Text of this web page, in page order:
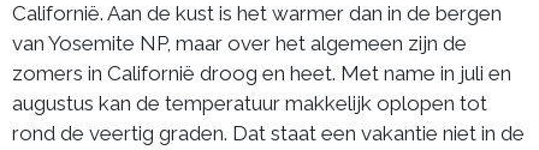
Californië. Aan de kust is het warmer dan in de bergen
van Yosemite NP, maar over het algemeen zijn de
zomers in Californië droog en heet. Met name in juli en
augustus kan de temperatuur makkelijk oplopen tot
rond de veertig graden. Dat staat een vakantie niet in de